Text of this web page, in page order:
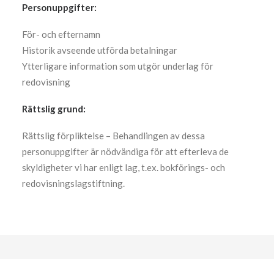
Personuppgifter:
För- och efternamn
Historik avseende utförda betalningar
Ytterligare information som utgör underlag för
redovisning
Rättslig grund:
Rättslig förpliktelse – Behandlingen av dessa
personuppgifter är nödvändiga för att efterleva de
skyldigheter vi har enligt lag, t.ex. bokförings- och
redovisningslagstiftning.